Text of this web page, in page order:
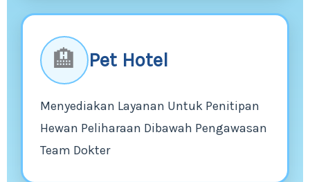
🏨 Pet Hotel
Menyediakan Layanan Untuk Penitipan
Hewan Peliharaan Dibawah Pengawasan
Team Dokter